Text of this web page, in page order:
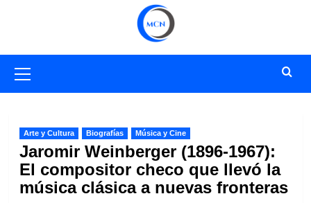
primario
Arte y Cultura Biografías Música y Cine
Jaromir Weinberger (1896-1967):
El compositor checo que llevó la
música clásica a nuevas fronteras